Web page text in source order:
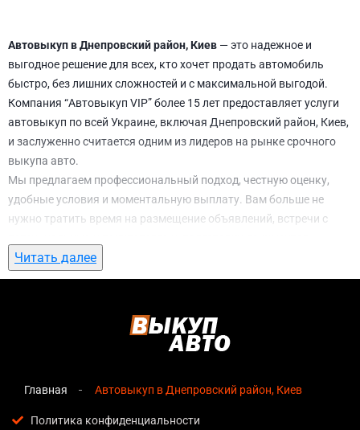
Автовыкуп в Днепровский район, Киев — это надежное и
выгодное решение для всех, кто хочет продать автомобиль
быстро, без лишних сложностей и с максимальной выгодой.
Компания “Автовыкуп VIP” более 15 лет предоставляет услуги
автовыкуп по всей Украине, включая Днепровский район, Киев,
и заслуженно считается одним из лидеров на рынке срочного
выкупа авто.
Мы предлагаем профессиональный подход, честную оценку,
удобные условия и моментальную выплату. Вам больше не
нужно тратить время на размещение объявлений, встречи с
ожидание. С нами вы можете
Киеввсего за 1 день.
автовыкуп в Днепровский район, Киев
озвучивается сразу после обращения, без скрытых
Прозрачные условия— все этапы сделки полностью
Читать далее
Главная Автовыкуп в Днепровский район, Киев
Политика конфиденциальности